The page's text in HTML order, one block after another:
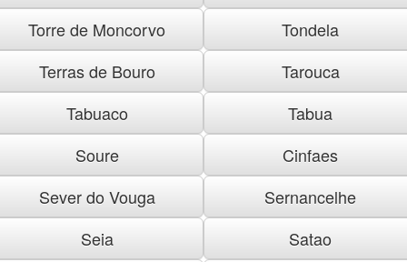
Torre de Moncorvo
Tondela
Terras de Bouro
Tarouca
Tabuaco
Tabua
Soure
Cinfaes
Sever do Vouga
Sernancelhe
Seia
Satao